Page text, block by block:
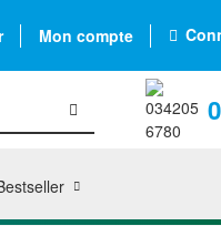
Mon compte